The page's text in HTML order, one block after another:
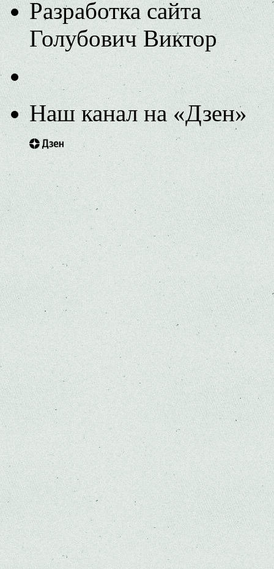
Разработка сайта
Голубович Виктор
Наш канал на «Дзен»